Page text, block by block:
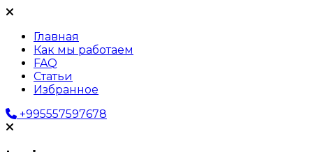
Главная
Как мы работаем
FAQ
Статьи
Избранное
+995557597678